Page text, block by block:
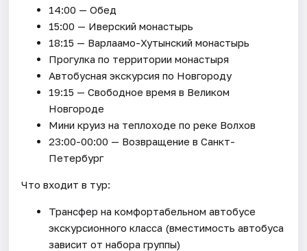
14:00 — Обед
15:00 — Иверский монастырь
18:15 — Варлаамо-Хутынский монастырь
Прогулка по территории монастыря
Автобусная экскурсия по Новгороду
19:15 — Свободное время в Великом
Новгороде
Мини круиз на теплоходе по реке Волхов
23:00-00:00 — Возвращение в Санкт-
Петербург
Что входит в тур:
Трансфер на комфортабельном автобусе
экскурсионного класса (вместимость автобуса
зависит от набора группы)